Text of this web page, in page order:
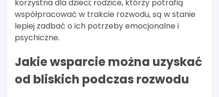
korzystna dla dzieci; rodzice, którzy potrafią
współpracować w trakcie rozwodu, są w stanie
lepiej zadbać o ich potrzeby emocjonalne i
psychiczne.
Jakie wsparcie można uzyskać
od bliskich podczas rozwodu